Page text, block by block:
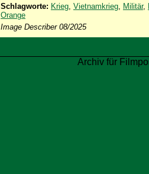
Schlagworte: Krieg, Vietnamkrieg, Militär,
Orange
Image Describer 08/2025
Archiv für